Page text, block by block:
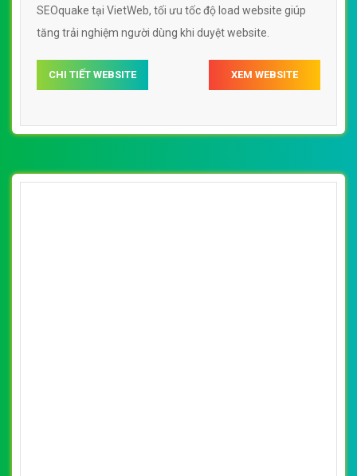
SEOquake tại VietWeb, tối ưu tốc độ load website giúp
tăng trải nghiệm người dùng khi duyệt website.
CHI TIẾT WEBSITE XEM WEBSITE